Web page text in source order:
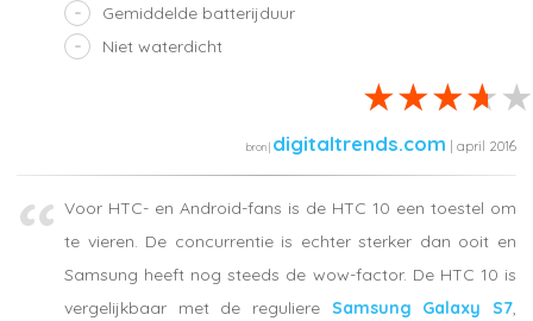
Gemiddelde batterijduur
Niet waterdicht
digitaltrends.com | april 2016
Voor HTC- en Android-fans is de HTC 10 een toestel om
te vieren. De concurrentie is echter sterker dan ooit en
Samsung heeft nog steeds de wow-factor. De HTC 10 is
vergelijkbaar met de reguliere Samsung Galaxy S7,